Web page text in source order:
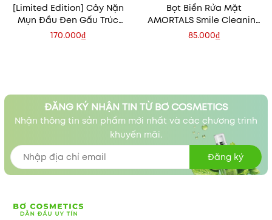
[Limited Edition] Cây Nặn
Mụn Đầu Đen Gấu Trúc
Kiehl's
170.000₫
Bọt Biển Rửa Mặt
AMORTALS Smile Cleaning
Puff Face Wash Puff
85.000₫
ĐĂNG KÝ NHẬN TIN TỪ BƠ COSMETICS
Nhận thông tin sản phẩm mới nhất và các chương trình
khuyến mãi.
Đăng ký